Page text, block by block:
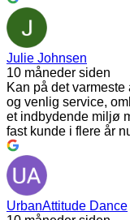
Julie Johnsen
10 måneder siden
Kan på det
og venlig service,
et indbydende miljø
fast kunde i flere år
UrbanAttitude Dance